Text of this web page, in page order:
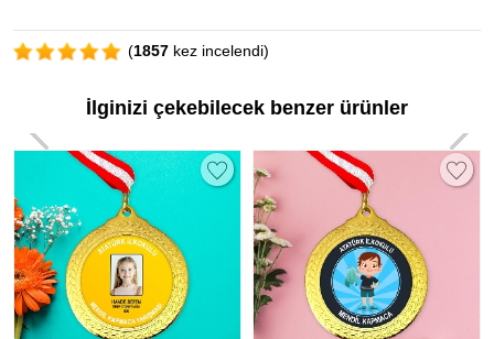
(1857 kez incelendi)
İlginizi çekebilecek benzer ürünler